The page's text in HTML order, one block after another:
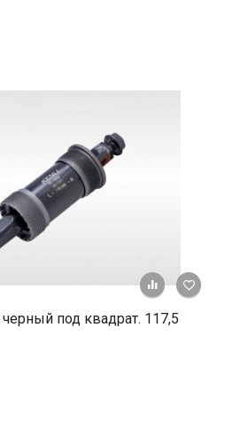
+ К
под квадрат. 117,5